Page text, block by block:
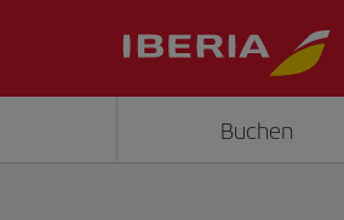
Buchen